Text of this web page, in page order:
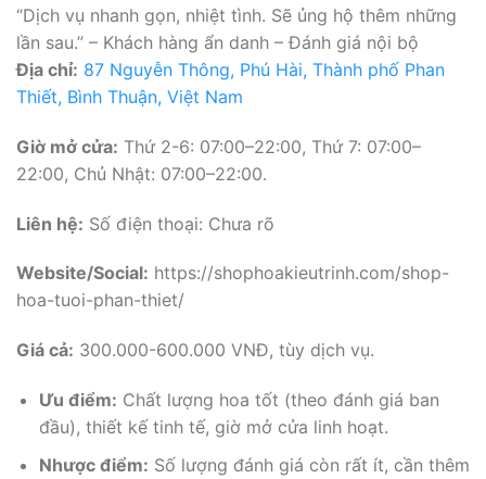
“Dịch vụ nhanh gọn, nhiệt tình. Sẽ ủng hộ thêm những
lần sau.” – Khách hàng ẩn danh – Đánh giá nội bộ
Địa chỉ: 87 Nguyễn Thông, Phú Hài, Thành phố Phan
Thiết, Bình Thuận, Việt Nam
Giờ mở cửa: Thứ 2-6: 07:00–22:00, Thứ 7: 07:00–
22:00, Chủ Nhật: 07:00–22:00.
Liên hệ: Số điện thoại: Chưa rõ
Website/Social: https://shophoakieutrinh.com/shop-
hoa-tuoi-phan-thiet/
Giá cả: 300.000-600.000 VNĐ, tùy dịch vụ.
Ưu điểm: Chất lượng hoa tốt (theo đánh giá ban
đầu), thiết kế tinh tế, giờ mở cửa linh hoạt.
Nhược điểm: Số lượng đánh giá còn rất ít, cần thêm